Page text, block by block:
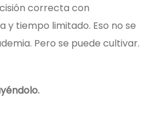
correcta con
tiempo limitado. Eso no se
Pero se puede cultivar.